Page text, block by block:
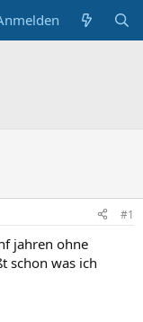
#1
jahren ohne
schon was ich